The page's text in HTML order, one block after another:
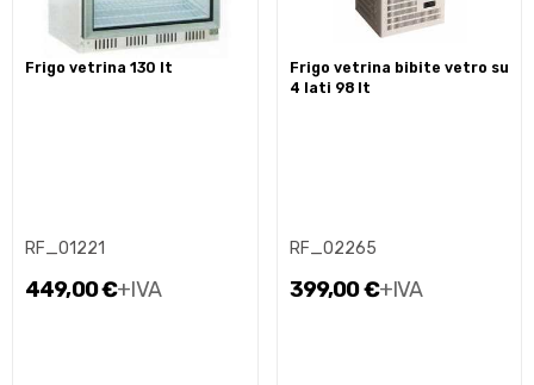
frigo vetrina 130 lt
RF_01221
449,00 €+IVA
frigo vetrina bibite vetro su
4 lati 98 lt
RF_02265
399,00 €+IVA